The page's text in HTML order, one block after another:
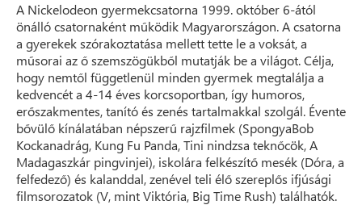
A Nickelodeon gyermekcsatorna 1999. október 6-ától
önálló csatornaként működik Magyarországon. A csatorna
a gyerekek szórakoztatása mellett tette le a voksát, a
műsorai az ő szemszögükből mutatják be a világot. Célja,
hogy nemtől függetlenül minden gyermek megtalálja a
kedvencét a 4-14 éves korcsoportban, így humoros,
erőszakmentes, tanító és zenés tartalmakkal szolgál. Évente
bővülő kínálatában népszerű rajzfilmek (SpongyaBob
Kockanadrág, Kung Fu Panda, Tini nindzsa teknőcök, A
Madagaszkár pingvinjei), iskolára felkészítő mesék (Dóra, a
felfedező) és kalanddal, zenével teli élő szereplős ifjúsági
filmsorozatok (V, mint Viktória, Big Time Rush) találhatók.